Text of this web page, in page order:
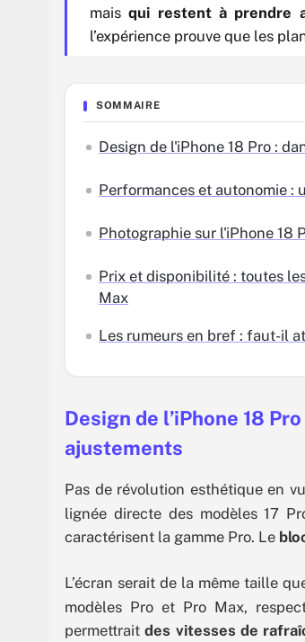
maisqui restent à prendre
l’expérience prouve que les
SOMMAIRE
Design de l'iPhone 18 Pro :
Performances et autonomie :
Photographie sur l'iPhone 18
Prix et disponibilité : toutes
Max
Les rumeurs en bref : faut-il
Design de l’iPhone 18
ajustements
Pas de révolution esthétique en
lignée directe des modèles 17
caractérisent la gamme Pro. Le
L’écran serait de la même taille
modèles Pro et Pro Max,
permettraitdes vitesses de